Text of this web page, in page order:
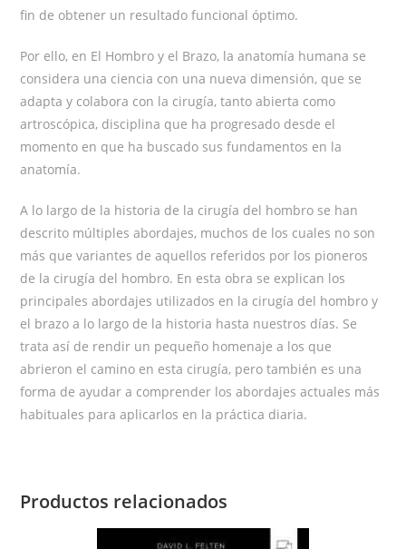
ﬁn de obtener un resultado funcional óptimo.
Por ello, en El Hombro y el Brazo, la anatomía humana se
considera una ciencia con una nueva dimensión, que se
adapta y colabora con la cirugía, tanto abierta como
artroscópica, disciplina que ha progresado desde el
momento en que ha buscado sus fundamentos en la
anatomía.
A lo largo de la historia de la cirugía del hombro se han
descrito múltiples abordajes, muchos de los cuales no son
más que variantes de aquellos referidos por los pioneros
de la cirugía del hombro. En esta obra se explican los
principales abordajes utilizados en la cirugía del hombro y
el brazo a lo largo de la historia hasta nuestros días. Se
trata así de rendir un pequeño homenaje a los que
abrieron el camino en esta cirugía, pero también es una
forma de ayudar a comprender los abordajes actuales más
habituales para aplicarlos en la práctica diaria.
Productos relacionados